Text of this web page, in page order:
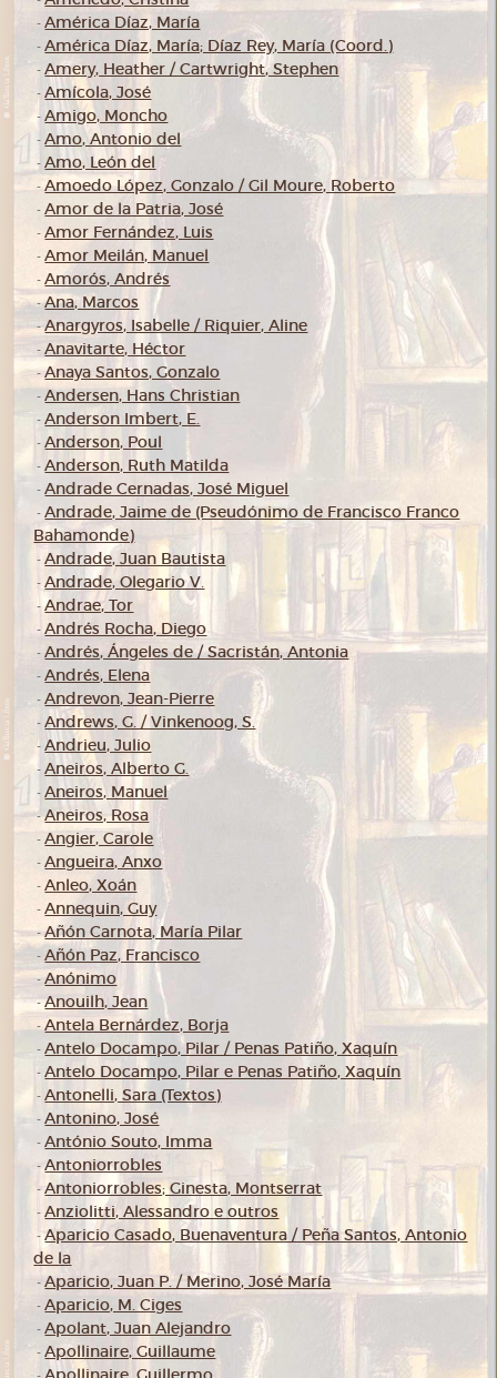
-América Díaz, María
-América Díaz, María; Díaz Rey, María (Coord.)
-Amery, Heather / Cartwright, Stephen
-Amícola, José
-Amigo, Moncho
-Amo, Antonio del
-Amo, León del
-Amoedo López, Gonzalo / Gil Moure, Roberto
-Amor de la Patria, José
-Amor Fernández, Luis
-Amor Meilán, Manuel
-Amorós, Andrés
-Ana, Marcos
-Anargyros, Isabelle / Riquier, Aline
-Anavitarte, Héctor
-Anaya Santos, Gonzalo
-Andersen, Hans Christian
-Anderson Imbert, E.
-Anderson, Poul
-Anderson, Ruth Matilda
-Andrade Cernadas, José Miguel
-Andrade, Jaime de (Pseudónimo de Francisco Franco
Bahamonde)
-Andrade, Juan Bautista
-Andrade, Olegario V.
-Andrae, Tor
-Andrés Rocha, Diego
-Andrés, Ángeles de / Sacristán, Antonia
-Andrés, Elena
-Andrevon, Jean-Pierre
-Andrews, G. / Vinkenoog, S.
-Andrieu, Julio
-Aneiros, Alberto G.
-Aneiros, Manuel
-Aneiros, Rosa
-Angier, Carole
-Angueira, Anxo
-Anleo, Xoán
-Annequin, Guy
-Añón Carnota, María Pilar
-Añón Paz, Francisco
-Anónimo
-Anouilh, Jean
-Antela Bernárdez, Borja
-Antelo Docampo, Pilar / Penas Patiño, Xaquín
-Antelo Docampo, Pilar e Penas Patiño, Xaquín
-Antonelli, Sara (Textos)
-Antonino, José
-António Souto, Imma
-Antoniorrobles
-Antoniorrobles; Ginesta, Montserrat
-Anziolitti, Alessandro e outros
-Aparicio Casado, Buenaventura / Peña Santos, Antonio
de la
-Aparicio, Juan P. / Merino, José María
-Aparicio, M. Ciges
-Apolant, Juan Alejandro
-Apollinaire, Guillaume